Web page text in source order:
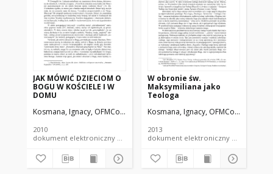
JAK MÓWIĆ DZIECIOM O
BOGU W KOŚCIELE I W
DOMU
Kosmana, Ignacy, OFMConv.
2010
dokument elektroniczny czasopismo
W obronie św.
Maksymiliana jako
Teologa
Kosmana, Ignacy, OFMConv.
2013
dokument elektroniczny czasopismo